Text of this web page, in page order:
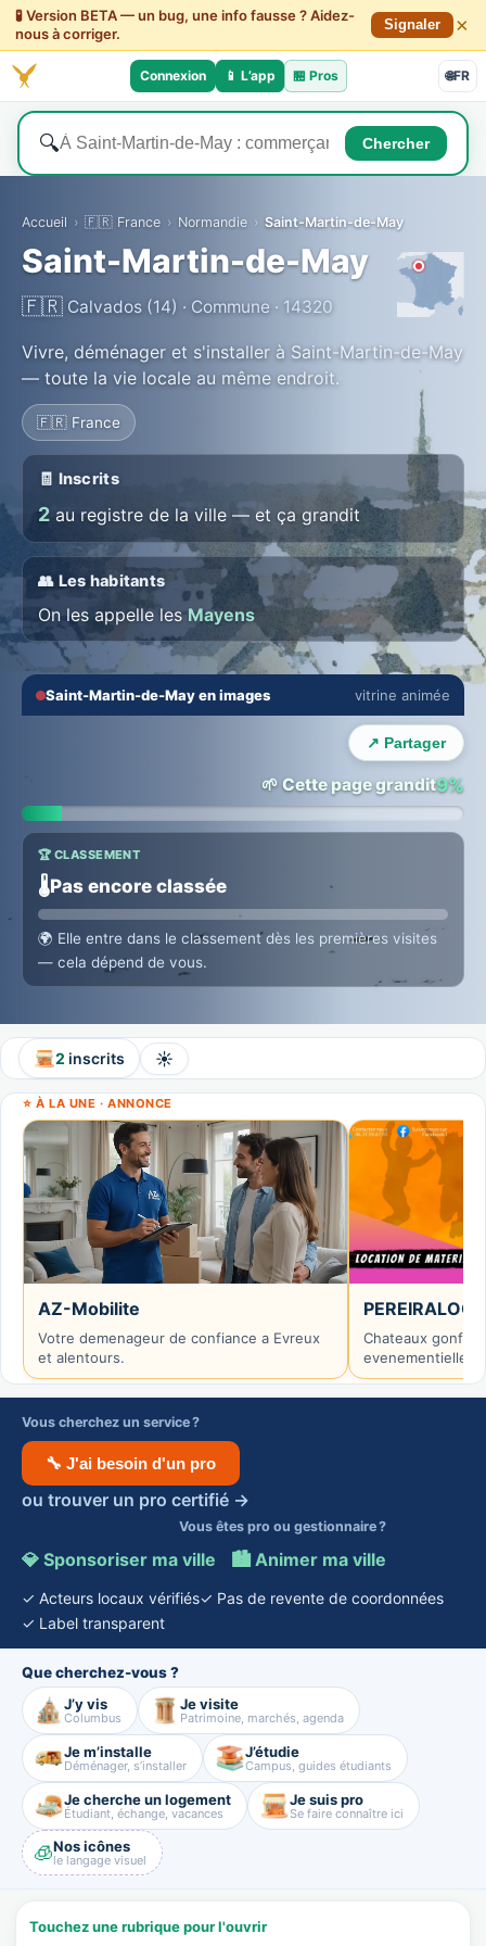
🧪 Version BETA — un bug, une info fausse ? Aidez-
nous à corriger.
Signaler ×
Connexion 📱 L’app 🏪 Pros 🌐FR
🔍 Chercher
Accueil › 🇫🇷 France › Normandie › Saint-Martin-de-May
Saint-Martin-de-May
🇫🇷 Calvados (14) · Commune · 14320
Vivre, déménager et s'installer à Saint-Martin-de-May
— toute la vie locale au même endroit.
🇫🇷 France
🧾 Inscrits
2 au registre de la ville — et ça grandit
👥 Les habitants
On les appelle lesMayens
Saint-Martin-de-May en images vitrine animée
Zone exclusive · revenus sur chaque abonnement local. →
‹ ›
🔇 ⛶
↗ Partager
🌱 Cette page grandit9%
🏆 CLASSEMENT
🌡️Pas encore classée
🌍 Elle entre dans le classement dès les premières visites
— cela dépend de vous.
2 inscrits ☀️
⭐ À LA UNE · ANNONCE
AZ-Mobilite
Votre demenageur de confiance a Evreux
et alentours.
PEREIRALOC
Chateaux
evenementielle.
Vous cherchez un service ?
🔧 J'ai besoin d'un pro
ou trouver un pro certifié →
Vous êtes pro ou gestionnaire ?
💎 Sponsoriser ma ville · 🏙️ Animer ma ville
✓ Acteurs locaux vérifiés✓ Pas de revente de coordonnées
✓ Label transparent
Que cherchez-vous ?
J’y vis
Columbus
Je visite
Patrimoine, marchés, agenda
Je m’installe
Déménager, s’installer
J’étudie
Campus, guides étudiants
Je cherche un logement
Étudiant, échange, vacances
Je suis pro
Se faire connaître ici
🧊Nos icônes
le langage visuel
Touchez une rubrique pour l'ouvrir